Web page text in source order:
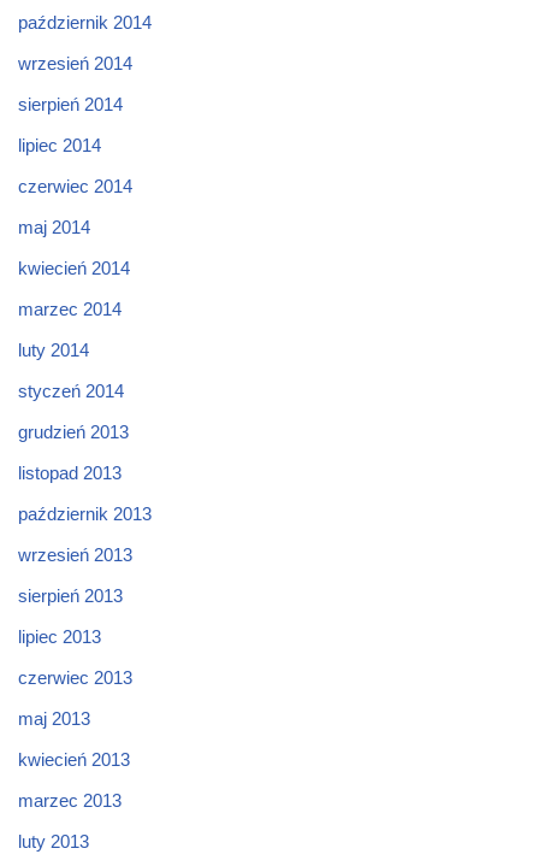
październik 2014
wrzesień 2014
sierpień 2014
lipiec 2014
czerwiec 2014
maj 2014
kwiecień 2014
marzec 2014
luty 2014
styczeń 2014
grudzień 2013
listopad 2013
październik 2013
wrzesień 2013
sierpień 2013
lipiec 2013
czerwiec 2013
maj 2013
kwiecień 2013
marzec 2013
luty 2013